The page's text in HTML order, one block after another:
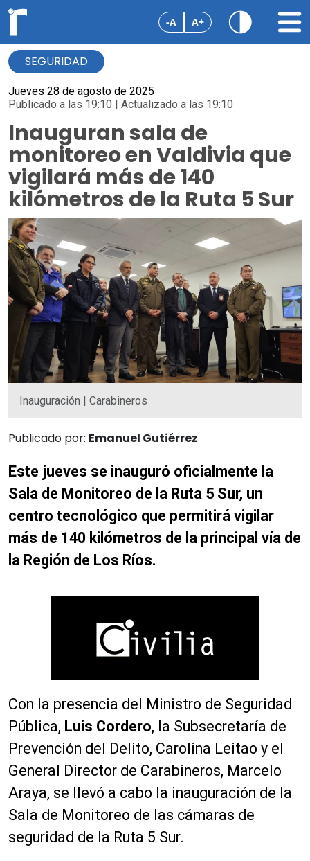
-A A+
SEGURIDAD
Jueves 28 de agosto de 2025
Publicado a las 19:10 | Actualizado a las 19:10
Inauguran sala de
monitoreo en Valdivia que
vigilará más de 140
kilómetros de la Ruta 5 Sur
Inauguración | Carabineros
Publicado por: Emanuel Gutiérrez
Este jueves se inauguró oficialmente la
Sala de Monitoreo de la Ruta 5 Sur, un
centro tecnológico que permitirá vigilar
más de 140 kilómetros de la principal vía de
la Región de Los Ríos.
Con la presencia del Ministro de Seguridad
Pública, Luis Cordero, la Subsecretaría de
Prevención del Delito, Carolina Leitao y el
General Director de Carabineros, Marcelo
Araya, se llevó a cabo la inauguración de la
Sala de Monitoreo de las cámaras de
seguridad de la Ruta 5 Sur.